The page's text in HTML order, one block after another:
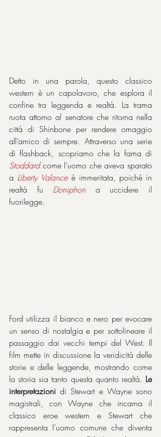
Detto in una parola, questo classico
western è un capolavoro, che esplora il
confine tra leggenda e realtà. La trama
ruota attorno al senatore che ritorna nella
città di Shinbone per rendere omaggio
all’amico di sempre. Attraverso una serie
Stoddard come l’uomo che aveva sparato
a Liberty Valance è immeritata, poiché in
realtà fu Doniphon a uccidere il
fuorilegge.
Ford utilizza il bianco e nero per evocare
un senso di nostalgia e per sottolineare il
passaggio dai vecchi tempi del West. Il
film mette in discussione la veridicità delle
storie e delle leggende, mostrando come
la storia sia tanto questa quanto realtà. Le
interpretazioni di Stewart e Wayne sono
magistrali, con Wayne che incarna il
classico eroe western e Stewart che
rappresenta l’uomo comune che diventa